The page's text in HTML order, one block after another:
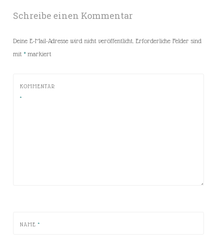
Schreibe einen Kommentar
Deine E-Mail-Adresse wird nicht veröffentlicht. Erforderliche Felder sind
mit *markiert
KOMMENTAR
*
NAME *